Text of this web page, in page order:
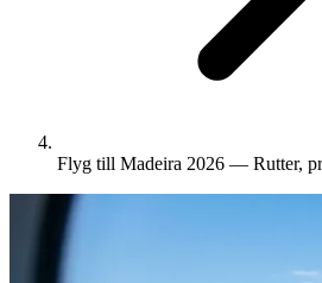
Flyg till Madeira 2026 — Rutter,